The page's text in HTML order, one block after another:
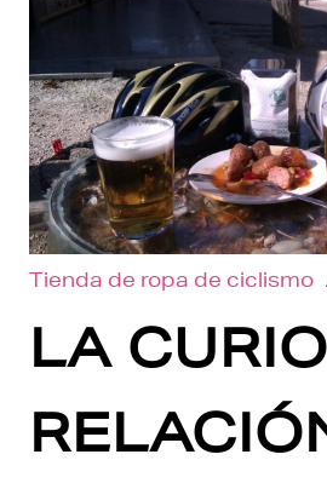
Tienda de ropa de ciclismo
LA